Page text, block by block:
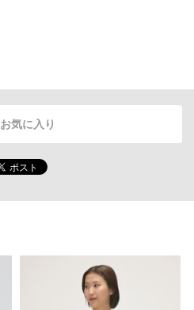
お気に入り